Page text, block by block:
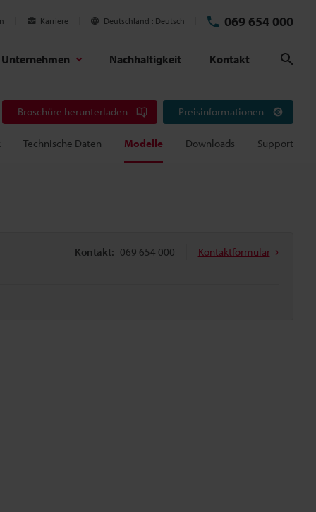
Karriere Deutschland Deutsch 069 654 000
Unternehmen Nachhaltigkeit Kontakt
Broschüre herunterladen Preisinformationen
Technische Daten Modelle Downloads Support
Kontakt: 069 654 000 Kontaktformular